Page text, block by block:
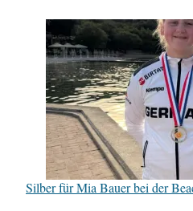
Silber für Mia Bauer bei der